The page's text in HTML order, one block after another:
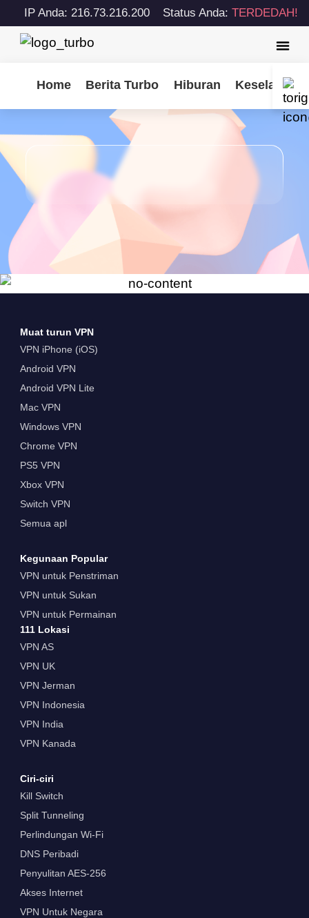
IP Anda: 216.73.216.200 Status Anda:TERDEDAH!
Home Berita Turbo Hiburan
Muat turun VPN
VPN iPhone (iOS)
Android VPN
Android VPN Lite
Mac VPN
Windows VPN
Chrome VPN
PS5 VPN
Xbox VPN
Switch VPN
Semua apl
Kegunaan Popular
VPN untuk Penstriman
VPN untuk Sukan
VPN untuk Permainan
111 Lokasi
VPN AS
VPN UK
VPN Jerman
VPN Indonesia
VPN India
VPN Kanada
Ciri-ciri
Kill Switch
Split Tunneling
Perlindungan Wi-Fi
DNS Peribadi
Penyulitan AES-256
Akses Internet
VPN Untuk Negara